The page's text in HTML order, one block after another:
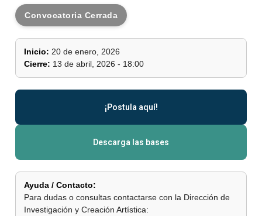
Convocatoria Cerrada
Inicio: 20 de enero, 2026
Cierre: 13 de abril, 2026 - 18:00
¡Postula aquí!
Descarga las bases
Ayuda / Contacto:
Para dudas o consultas contactarse con la Dirección de
Investigación y Creación Artística: